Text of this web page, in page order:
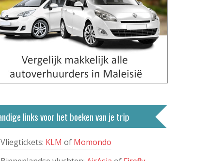
links voor het boeken van je trip
Vliegtickets: KLM of Momondo